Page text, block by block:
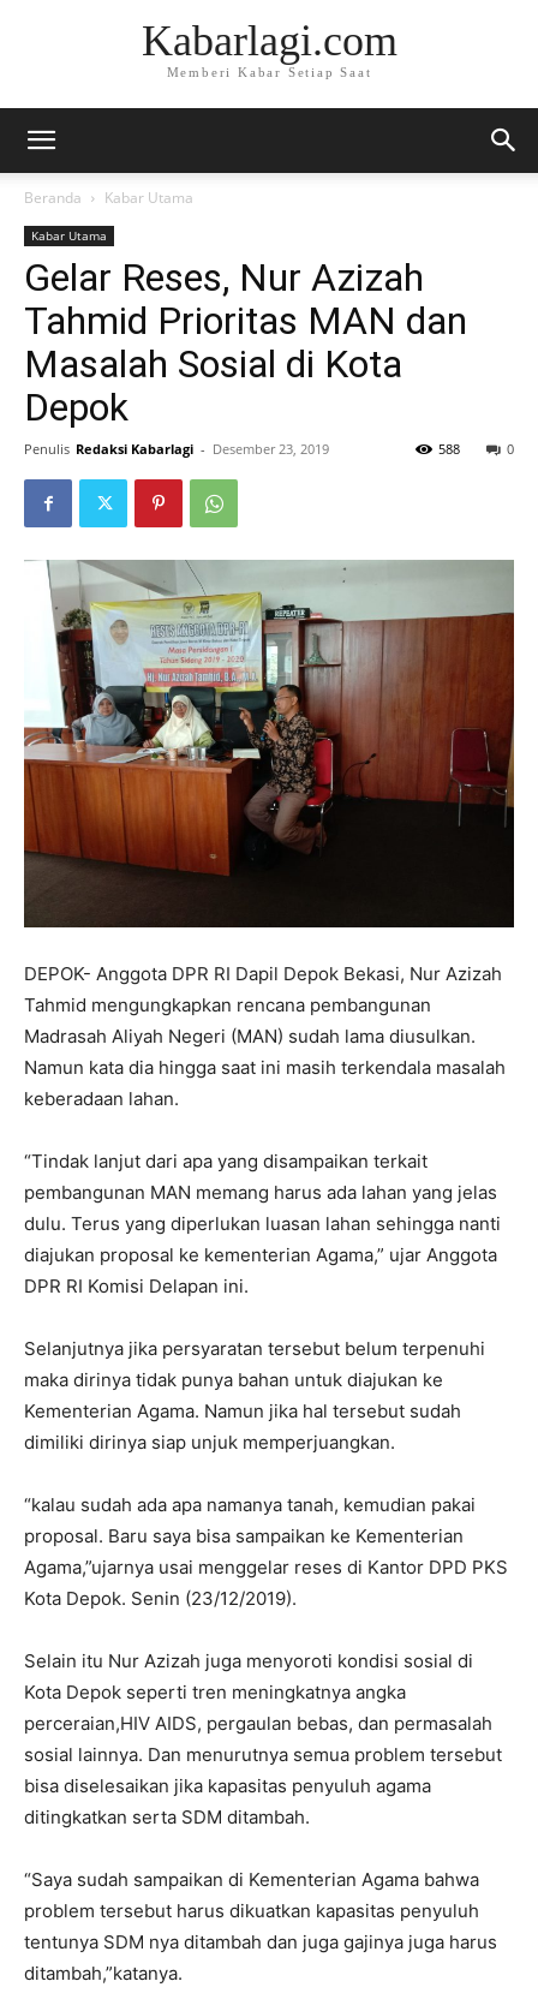
Kabarlagi.com
Memberi Kabar Setiap Saat
Beranda Kabar Utama
Kabar Utama
Gelar Reses, Nur Azizah
Tahmid Prioritas MAN dan
Masalah Sosial di Kota
Depok
Penulis Redaksi Kabarlagi - Desember 23, 2019 0
588
DEPOK- Anggota DPR RI Dapil Depok Bekasi, Nur Azizah
Tahmid mengungkapkan rencana pembangunan
Madrasah Aliyah Negeri (MAN) sudah lama diusulkan.
Namun kata dia hingga saat ini masih terkendala masalah
keberadaan lahan.
“Tindak lanjut dari apa yang disampaikan terkait
pembangunan MAN memang harus ada lahan yang jelas
dulu. Terus yang diperlukan luasan lahan sehingga nanti
diajukan proposal ke kementerian Agama,” ujar Anggota
DPR RI Komisi Delapan ini.
Selanjutnya jika persyaratan tersebut belum terpenuhi
maka dirinya tidak punya bahan untuk diajukan ke
Kementerian Agama. Namun jika hal tersebut sudah
dimiliki dirinya siap unjuk memperjuangkan.
“kalau sudah ada apa namanya tanah, kemudian pakai
proposal. Baru saya bisa sampaikan ke Kementerian
Agama,”ujarnya usai menggelar reses di Kantor DPD PKS
Kota Depok. Senin (23/12/2019).
Selain itu Nur Azizah juga menyoroti kondisi sosial di
Kota Depok seperti tren meningkatnya angka
perceraian,HIV AIDS, pergaulan bebas, dan permasalah
sosial lainnya. Dan menurutnya semua problem tersebut
bisa diselesaikan jika kapasitas penyuluh agama
ditingkatkan serta SDM ditambah.
“Saya sudah sampaikan di Kementerian Agama bahwa
problem tersebut harus dikuatkan kapasitas penyuluh
tentunya SDM nya ditambah dan juga gajinya juga harus
ditambah,”katanya.